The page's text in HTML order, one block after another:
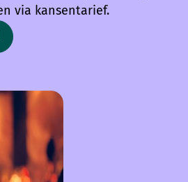
via kansentarief.